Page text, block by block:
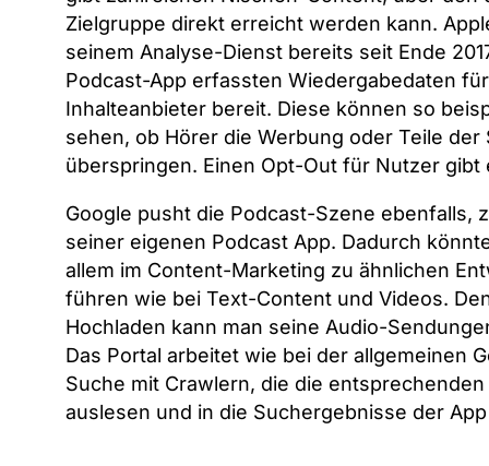
Zielgruppe direkt erreicht werden kann.
seinem Analyse-Dienst bereits seit Ende
Podcast-App erfassten Wiedergabedaten für
Inhalteanbieter bereit. Diese können so
sehen, ob Hörer die Werbung oder Teile der
überspringen. Einen Opt-Out für Nutzer gibt
Google pusht die Podcast-Szene ebenfalls,
seiner eigenen Podcast App. Dadurch
allem im Content-Marketing zu ähnlichen
führen wie bei Text-Content und Videos.
Hochladen kann man seine Audio-
Das Portal arbeitet wie bei der allgemeinen
Suche mit Crawlern, die die
auslesen und in die Suchergebnisse der